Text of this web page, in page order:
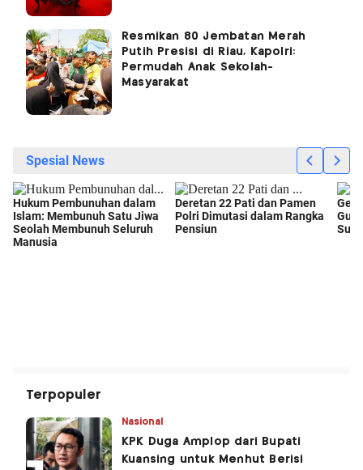
Resmikan 80 Jembatan Merah
Putih Presisi di Riau, Kapolri:
Permudah Anak Sekolah-
Masyarakat
Terpopuler
Nasional
KPK Duga Amplop dari Bupati
Kuansing untuk Menhut Berisi